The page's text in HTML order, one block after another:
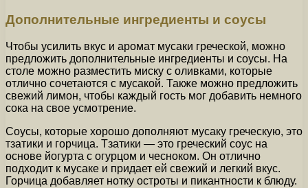
Дополнительные ингредиенты и соусы
Чтобы усилить вкус и аромат мусаки греческой, можно
предложить дополнительные ингредиенты и соусы. На
столе можно разместить миску с оливками, которые
отлично сочетаются с мусакой. Также можно предложить
свежий лимон, чтобы каждый гость мог добавить немного
сока на свое усмотрение.
Соусы, которые хорошо дополняют мусаку греческую, это
тзатики и горчица. Тзатики — это греческий соус на
основе йогурта с огурцом и чесноком. Он отлично
подходит к мусаке и придает ей свежий и легкий вкус.
Горчица добавляет нотку остроты и пикантности к блюду.